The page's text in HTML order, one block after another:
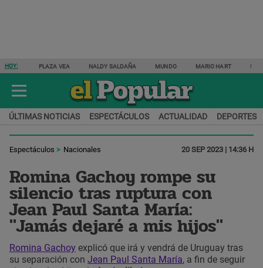
HOY: PLAZA VEA NALDY SALDAÑA MUNDO MARIO HART
ÚLTIMAS NOTICIAS ESPECTÁCULOS ACTUALIDAD DEPORTES
Espectáculos Nacionales 20 SEP 2023 | 14:36 H
Romina Gachoy rompe su
silencio tras ruptura con
Jean Paul Santa María:
"Jamás dejaré a mis hijos"
Romina Gachoy explicó que irá y vendrá de Uruguay tras
su separación con Jean Paul Santa María, a fin de seguir